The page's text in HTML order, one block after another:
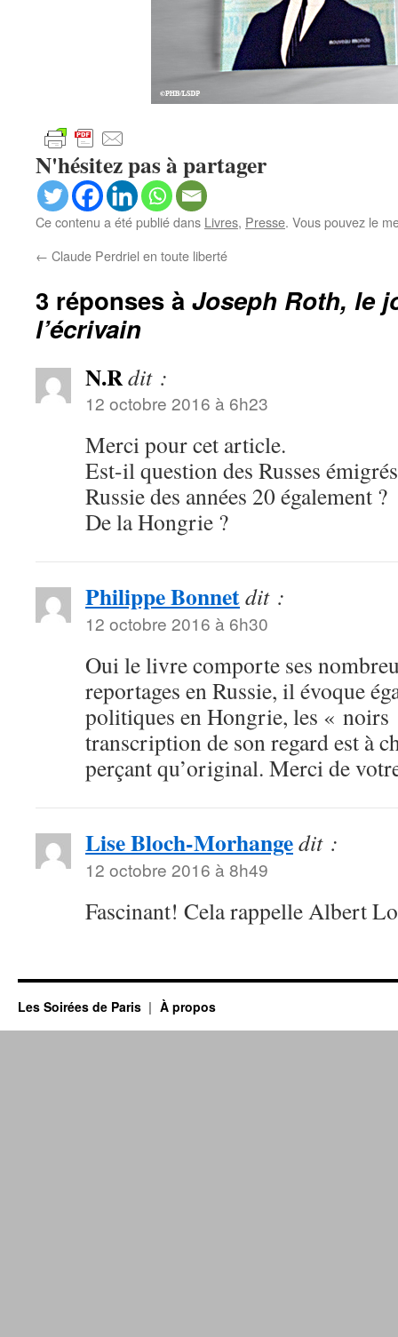
N'hésitez pas à partager
Ce contenu a été publié dans Livres, Presse. Vous pouvez le
← Claude Perdriel en toute liberté
3 réponses à Joseph Roth, le
l’écrivain
N.Rdit :
12 octobre 2016 à 6h23
Merci pour cet article.
Est-il question des Russes
Russie des années 20 également ?
De la Hongrie ?
Philippe Bonnetdit :
12 octobre 2016 à 6h30
Oui le livre comporte ses
reportages en Russie, il évoque
politiques en Hongrie, les « noirs
transcription de son regard est à
perçant qu’original. Merci de
Lise Bloch-Morhangedit :
12 octobre 2016 à 8h49
Fascinant! Cela rappelle Albert
Les Soirées de Paris À propos